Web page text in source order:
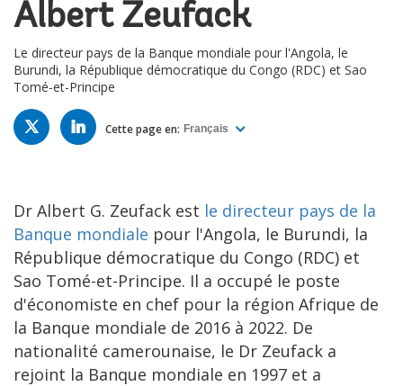
Albert Zeufack
Le directeur pays de la Banque mondiale pour l'Angola, le
Burundi, la République démocratique du Congo (RDC) et Sao
Tomé-et-Principe
TWITTER LINKED
IN Cette page en: Français
Dr Albert G. Zeufack est le directeur pays de la
Banque mondiale pour l'Angola, le Burundi, la
République démocratique du Congo (RDC) et
Sao Tomé-et-Principe. Il a occupé le poste
d'économiste en chef pour la région Afrique de
la Banque mondiale de 2016 à 2022. De
nationalité camerounaise, le Dr Zeufack a
rejoint la Banque mondiale en 1997 et a